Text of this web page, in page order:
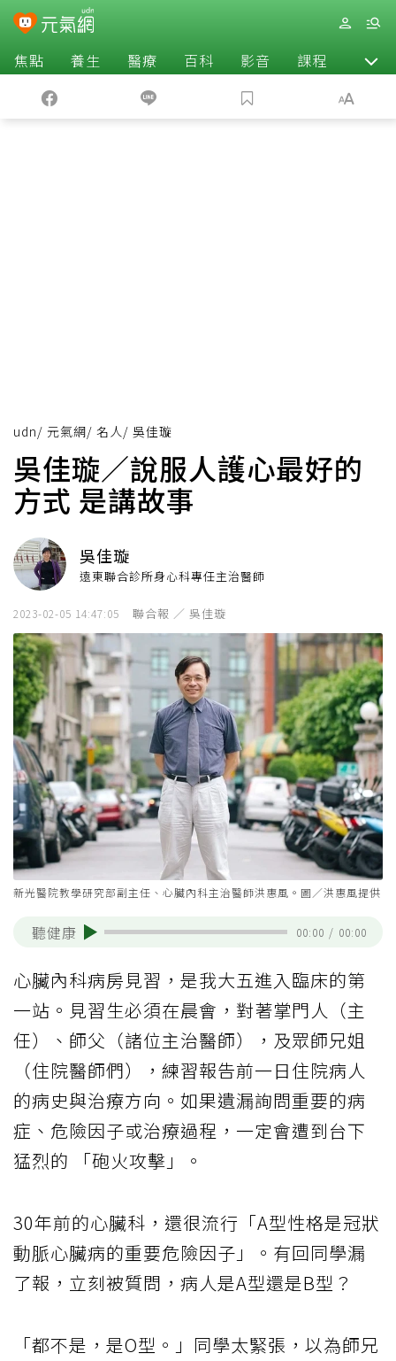
焦點 養生 醫療 百科 影音 課程 退休
udn/ 元氣網/ 名人/ 吳佳璇
吳佳璇／說服人護心最好的
方式 是講故事
吳佳璇
遠東聯合診所身心科專任主治醫師
2023-02-05 14:47:05 聯合報 ／ 吳佳璇
新光醫院教學研究部副主任、心臟內科主治醫師洪惠風。圖／洪惠風提供
聽健康 00:00 / 00:00
心臟內科病房見習，是我大五進入臨床的第
一站。見習生必須在晨會，對著掌門人（主
任）、師父（諸位主治醫師），及眾師兄姐
（住院醫師們），練習報告前一日住院病人
的病史與治療方向。如果遺漏詢問重要的病
症、危險因子或治療過程，一定會遭到台下
猛烈的 「砲火攻擊」。
30年前的心臟科，還很流行「A型性格是冠狀
動脈心臟病的重要危險因子」。有回同學漏
了報，立刻被質問，病人是A型還是B型？
「都不是，是O型。」同學太緊張，以為師兄